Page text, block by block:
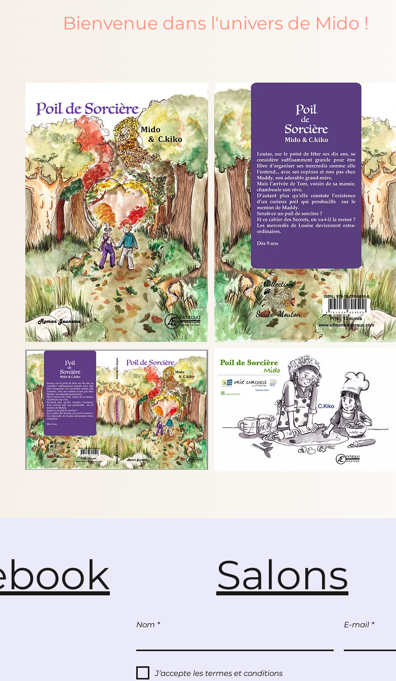
Bienvenue dans l'univers de Mido !
Salons
Nom E-mail
J’accepte les termes et conditions